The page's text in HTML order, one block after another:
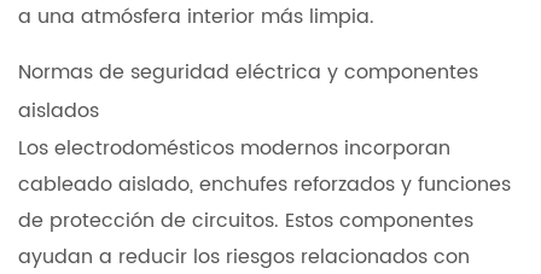
a una atmósfera interior más limpia.
Normas de seguridad eléctrica y componentes
aislados
Los electrodomésticos modernos incorporan
cableado aislado, enchufes reforzados y funciones
de protección de circuitos. Estos componentes
ayudan a reducir los riesgos relacionados con